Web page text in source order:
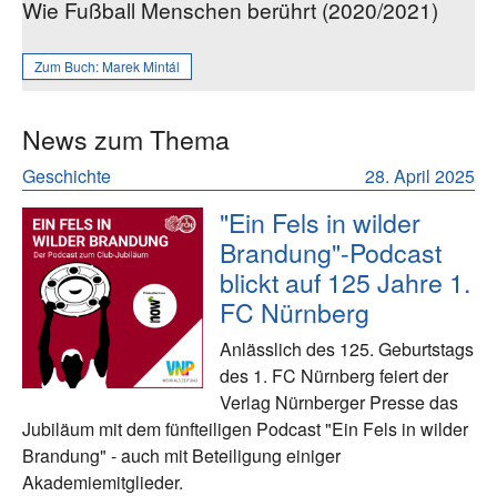
Wie Fußball Menschen berührt (2020/2021)
Zum Buch:Marek Mintál
News zum Thema
28. April 2025
Geschichte
"Ein Fels in wilder
Brandung"-Podcast
blickt auf 125 Jahre 1.
FC Nürnberg
Anlässlich des 125. Geburtstags
des 1. FC Nürnberg feiert der
Verlag Nürnberger Presse das
Jubiläum mit dem fünfteiligen Podcast "Ein Fels in wilder
Brandung" - auch mit Beteiligung einiger
Akademiemitglieder.